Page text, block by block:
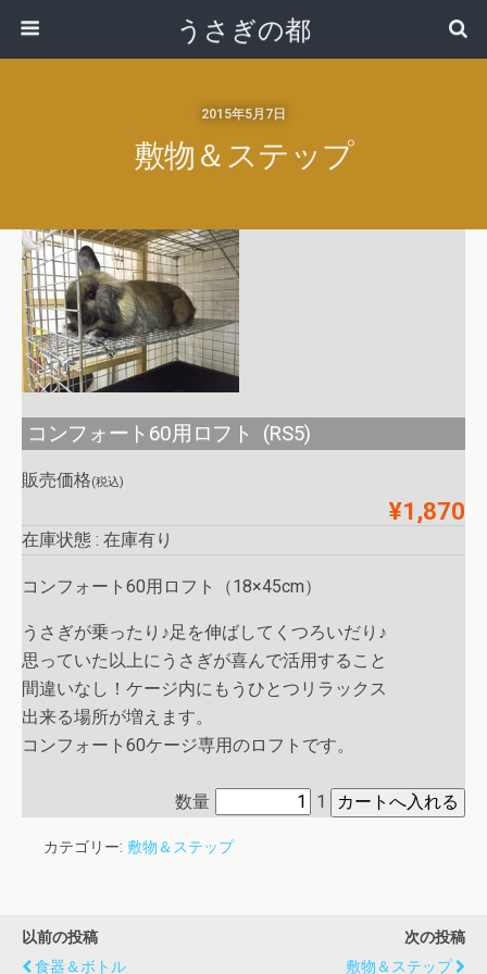
うさぎの都
2015年5月7日
敷物＆ステップ
コンフォート60用ロフト (RS5)
販売価格(税込)
¥1,870
在庫状態 : 在庫有り
コンフォート60用ロフト（18×45cm）
うさぎが乗ったり♪足を伸ばしてくつろいだり♪
思っていた以上にうさぎが喜んで活用すること
間違いなし！ケージ内にもうひとつリラックス
出来る場所が増えます。
コンフォート60ケージ専用のロフトです。
数量 1
カテゴリー: 敷物＆ステップ
以前の投稿
食器＆ボトル
次の投稿
敷物＆ステップ